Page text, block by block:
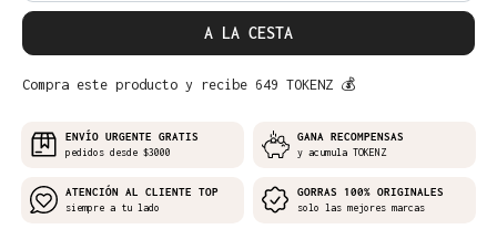
A LA CESTA
Compra este producto y recibe 649 TOKENZ 💰
ENVÍO URGENTE GRATIS
pedidos desde $3000
GANA RECOMPENSAS
y acumula TOKENZ
ATENCIÓN AL CLIENTE TOP
siempre a tu lado
GORRAS 100% ORIGINALES
solo las mejores marcas